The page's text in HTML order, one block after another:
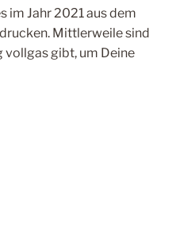
im Jahr 2021 aus dem
Mittlerweile sind
vollgas gibt, um Deine